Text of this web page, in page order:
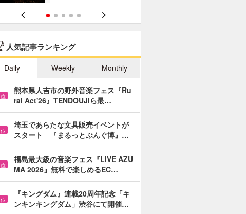
人気記事ランキング
Daily Weekly Monthly
位
熊本県人吉市の野外音楽フェス『Ru
ral Act'26』TENDOUJIら最…
位
埼玉であらたな文具販売イベントが
スタート 『まるっとぶんぐ博』…
位
福島最大級の音楽フェス『LIVE AZU
MA 2026』無料で楽しめるEC…
位
『キングダム』連載20周年記念「キ
ンキンキングダム」渋谷にて開催…